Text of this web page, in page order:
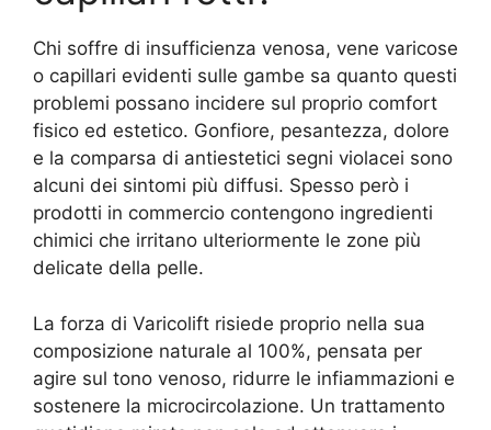
Chi soffre di insufficienza venosa, vene varicose
o capillari evidenti sulle gambe sa quanto questi
problemi possano incidere sul proprio comfort
fisico ed estetico. Gonfiore, pesantezza, dolore
e la comparsa di antiestetici segni violacei sono
alcuni dei sintomi più diffusi. Spesso però i
prodotti in commercio contengono ingredienti
chimici che irritano ulteriormente le zone più
delicate della pelle.
La forza di Varicolift risiede proprio nella sua
composizione naturale al 100%, pensata per
agire sul tono venoso, ridurre le infiammazioni e
sostenere la microcircolazione. Un trattamento